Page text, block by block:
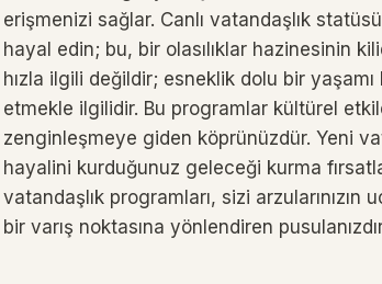
erişmenizi sağlar. Canlı vatandaşlık
hayal edin; bu, bir olasılıklar hazinesinin
hızla ilgili değildir; esneklik dolu bir
etmekle ilgilidir. Bu programlar kültürel
zenginleşmeye giden köprünüzdür. Yeni
hayalini kurduğunuz geleceği kurma
vatandaşlık programları, sizi
bir varış noktasına yönlendiren